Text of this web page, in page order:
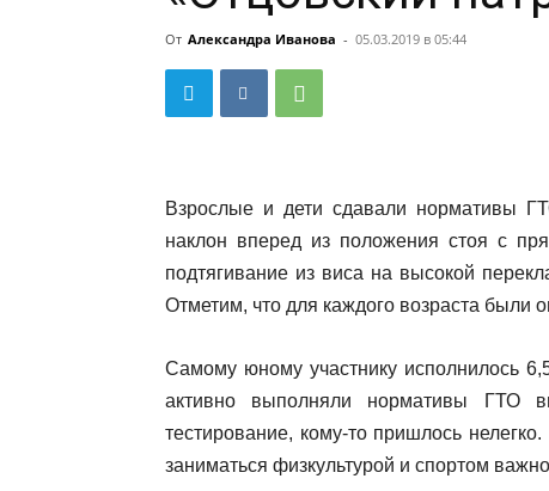
От Александра Иванова - 05.03.2019 в 05:44
Взрослые и дети сдавали нормативы
наклон вперед из положения стоя с
подтягивание из виса на высокой
Отметим, что для каждого возраста были
Самому юному участнику исполнилось
активно выполняли нормативы ГТО
тестирование, кому-то пришлось
заниматься физкультурой и спортом